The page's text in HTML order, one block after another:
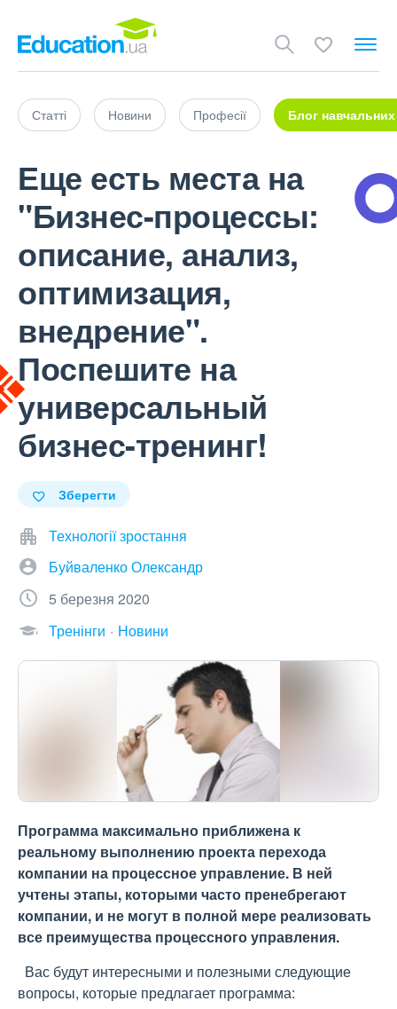
Статті Новини Професії Блог навчальних
Еще есть места на
"Бизнес-процессы:
описание, анализ,
оптимизация,
внедрение".
Поспешите на
универсальный
бизнес-тренинг!
Зберегти
Технології зростання
Буйваленко Олександр
5 березня 2020
Тренінги
Новини
Программа максимально приближена к
реальному выполнению проекта перехода
компании на процессное управление. В ней
учтены этапы, которыми часто пренебрегают
компании, и не могут в полной мере реализовать
все преимущества процессного управления.
Вас будут интересными и полезными следующие
вопросы, которые предлагает программа: